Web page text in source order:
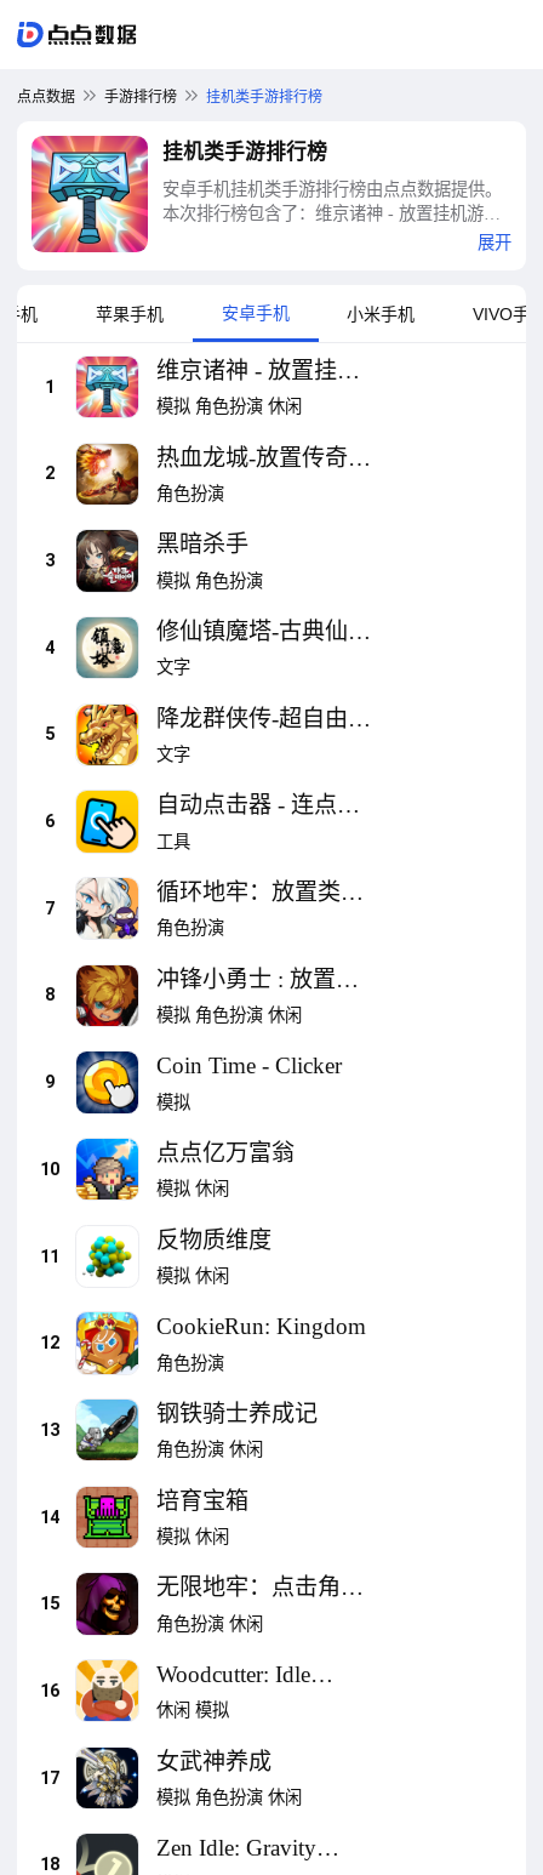
点点数据 手游排行榜 挂机类手游排行榜
挂机类手游排行榜
安卓手机挂机类手游排行榜由点点数据提供。
本次排行榜包含了：维京诸神 - 放置挂机游
戏、热血龙城-放置传奇挂机王者手游 传世暗
戏、降龙群侠传-超自由度生存MUD放置挂机
地图怀旧必备小说、自动点击器 - 连点器、点
击助手、循环地牢：放置类策略RPG、冲锋小
勇士 : 放置型RPG、Coin Time - Clicker、点点
亿万富翁等十大挂机类手游排行榜
展开
手机 苹果手机 安卓手机 小米手机 VIVO手
1
维京诸神 - 放置挂机
游戏
模拟 角色扮演 休闲
2
热血龙城-放置传奇挂
机王者手游 传世暗黑
说
角色扮演
3
黑暗杀手
模拟 角色扮演
4
修仙镇魔塔-古典仙侠
文字挂机放置文字修
文字
5
降龙群侠传-超自由度
生存MUD放置挂机地
文字
6
自动点击器 - 连点
器、点击助手
工具
7
循环地牢：放置类策
略RPG
角色扮演
8
冲锋小勇士 : 放置型
RPG
模拟 角色扮演 休闲
9
Coin Time - Clicker
模拟
10
点点亿万富翁
模拟 休闲
11
反物质维度
模拟 休闲
12
CookieRun: Kingdom
角色扮演
13
钢铁骑士养成记
角色扮演 休闲
14
培育宝箱
模拟 休闲
15
无限地牢：点击角色
扮演游戏
角色扮演 休闲
16
Woodcutter: Idle
Clicker
休闲 模拟
17
女武神养成
模拟 角色扮演 休闲
18
Zen Idle: Gravity